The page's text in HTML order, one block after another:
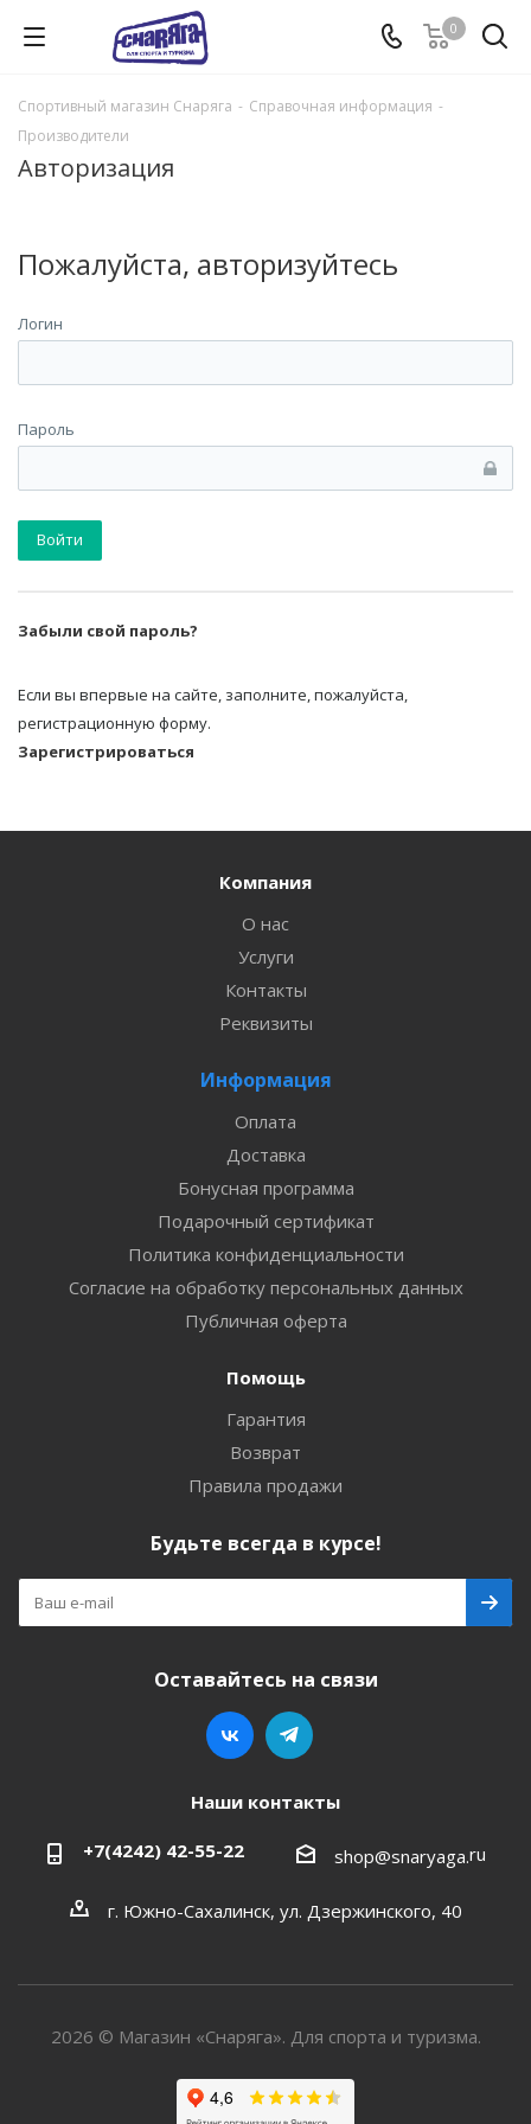
0
Спортивный магазин Снаряга - Справочная информация -
Производители
Авторизация
Пожалуйста, авторизуйтесь
Логин
Пароль
Забыли свой пароль?
Если вы впервые на сайте, заполните, пожалуйста,
регистрационную форму.
Зарегистрироваться
Компания
О нас
Услуги
Контакты
Реквизиты
Информация
Оплата
Доставка
Бонусная программа
Подарочный сертификат
Политика конфиденциальности
Согласие на обработку персональных данных
Публичная оферта
Помощь
Гарантия
Возврат
Правила продажи
Будьте всегда в курсе!
Оставайтесь на связи
Наши контакты
+7(4242) 42-55-22 shop@snaryaga.ru
г. Южно-Сахалинск, ул. Дзержинского, 40
2026 © Магазин «Снаряга». Для спорта и туризма.